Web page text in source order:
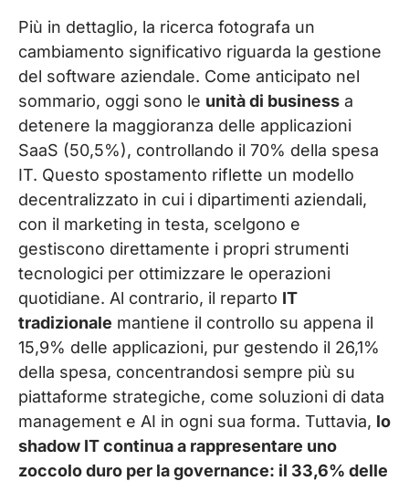
Più in dettaglio, la ricerca fotografa un
cambiamento significativo riguarda la gestione
del software aziendale. Come anticipato nel
sommario, oggi sono le unità di business a
detenere la maggioranza delle applicazioni
SaaS (50,5%), controllando il 70% della spesa
IT. Questo spostamento riflette un modello
decentralizzato in cui i dipartimenti aziendali,
con il marketing in testa, scelgono e
gestiscono direttamente i propri strumenti
tecnologici per ottimizzare le operazioni
quotidiane. Al contrario, il reparto IT
tradizionale mantiene il controllo su appena il
15,9% delle applicazioni, pur gestendo il 26,1%
della spesa, concentrandosi sempre più su
piattaforme strategiche, come soluzioni di data
management e AI in ogni sua forma. Tuttavia, lo
shadow IT continua a rappresentare uno
zoccolo duro per la governance: il 33,6% delle